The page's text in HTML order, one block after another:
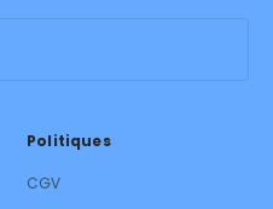
Politiques
CGV